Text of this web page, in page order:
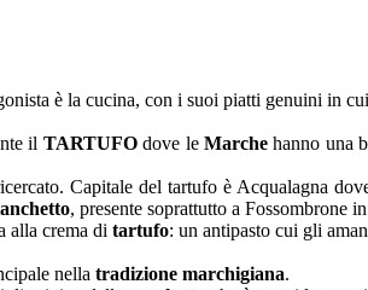
è la cucina, con i suoi piatti genuini in
il TARTUFOdove le Marchehanno una
Capitale del tartufo è Acqualagna
, presente soprattutto a Fossombrone
alla crema di tartufo: un antipasto cui gli
nella tradizione marchigiana.